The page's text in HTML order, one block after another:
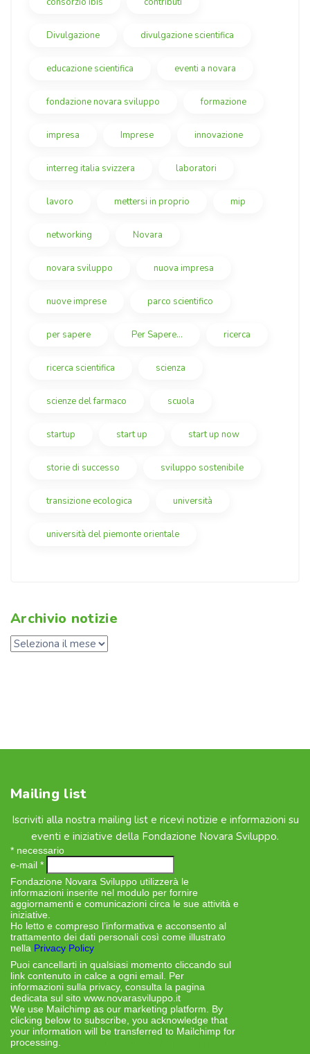
Divulgazione divulgazione scientifica
educazione scientifica eventi a novara
fondazione novara sviluppo formazione
impresa Imprese innovazione
interreg italia svizzera laboratori
lavoro mettersi in proprio mip
networking Novara
novara sviluppo nuova impresa
nuove imprese parco scientifico
per sapere Per Sapere... ricerca
ricerca scientifica scienza
scienze del farmaco scuola
startup start up start up now
storie di successo sviluppo sostenibile
transizione ecologica università
università del piemonte orientale
Archivio notizie
Mailing list
Iscriviti alla nostra mailing list e ricevi notizie e informazioni su
eventi e iniziative della Fondazione Novara Sviluppo.
* necessario
e-mail *
Fondazione Novara Sviluppo utilizzerà le
informazioni inserite nel modulo per fornire
aggiornamenti e comunicazioni circa le sue attività e
iniziative.
Ho letto e compreso l’informativa e acconsento al
trattamento dei dati personali così come illustrato
nella Privacy Policy
Puoi cancellarti in qualsiasi momento cliccando sul
link contenuto in calce a ogni email. Per
informazioni sulla privacy, consulta la pagina
dedicata sul sito www.novarasviluppo.it
We use Mailchimp as our marketing platform. By
clicking below to subscribe, you acknowledge that
your information will be transferred to Mailchimp for
processing.